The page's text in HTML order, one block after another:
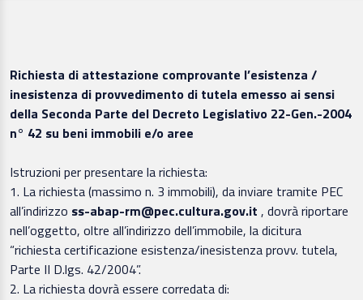
Richiesta di attestazione comprovante l’esistenza /
inesistenza di provvedimento di tutela emesso ai sensi
della Seconda Parte del Decreto Legislativo 22-Gen.-2004
n° 42 su beni immobili e/o aree
Istruzioni per presentare la richiesta:
1. La richiesta (massimo n. 3 immobili), da inviare tramite PEC
all’indirizzo ss-abap-rm@pec.cultura.gov.it , dovrà riportare
nell’oggetto, oltre all’indirizzo dell’immobile, la dicitura
“richiesta certificazione esistenza/inesistenza provv. tutela,
Parte II D.lgs. 42/2004”.
2. La richiesta dovrà essere corredata di: